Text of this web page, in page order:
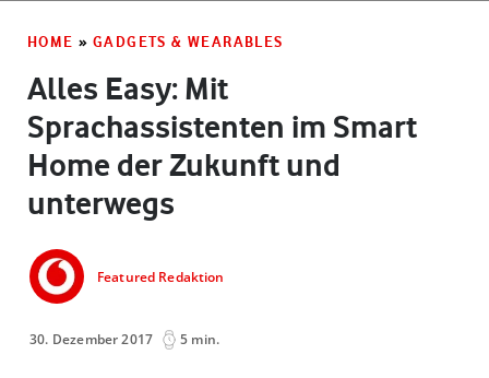
HOME » GADGETS & WEARABLES
Alles Easy: Mit
Sprachassistenten im Smart
Home der Zukunft und
unterwegs
Featured Redaktion
30. Dezember 2017 5 min.